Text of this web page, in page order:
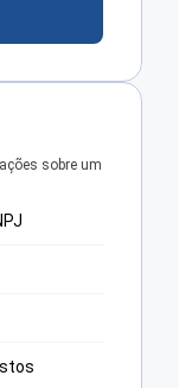
sobre um